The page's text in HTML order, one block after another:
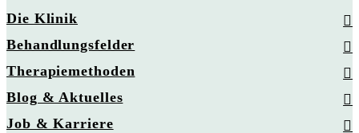
Die Klinik
Behandlungsfelder
Therapiemethoden
Blog & Aktuelles
Job & Karriere